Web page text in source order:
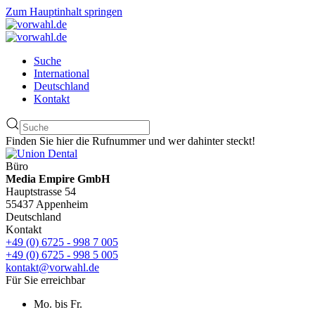
Zum Hauptinhalt springen
Suche
International
Deutschland
Kontakt
Finden Sie hier die Rufnummer und wer dahinter steckt!
Büro
Media Empire GmbH
Hauptstrasse 54
55437 Appenheim
Deutschland
Kontakt
+49 (0) 6725 - 998 7 005
+49 (0) 6725 - 998 5 005
kontakt@vorwahl.de
Für Sie erreichbar
Mo. bis Fr.